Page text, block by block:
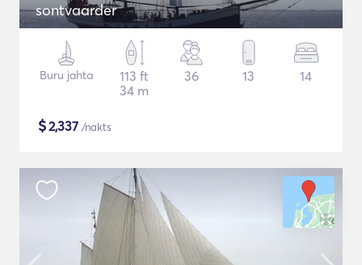
sontvaarder
Buru jahta
113 ft
34 m
36 13 14
$2,337 /nakts